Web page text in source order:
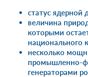
статус ядерной
величина
которыми
национального
несколько
промышленно-
генераторами